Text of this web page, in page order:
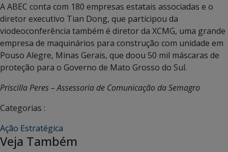
A ABEC conta com 180 empresas estatais associadas e o
diretor executivo Tian Dong, que participou da
viodeoconferência também é diretor da XCMG, uma grande
empresa de maquinários para construção com unidade em
Pouso Alegre, Minas Gerais, que doou 50 mil máscaras de
proteção para o Governo de Mato Grosso do Sul.
Priscilla Peres – Assessoria de Comunicação da Semagro
Categorias :
Ação Estratégica
Veja Também